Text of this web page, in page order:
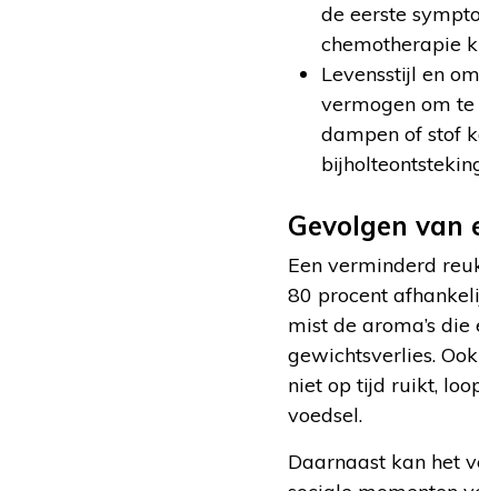
de eerste
chemotherapie
Levensstijl en
vermogen om
dampen of stof
Gevolgen van
Een verminderd
80 procent
mist de aroma’s
gewichtsverlies.
niet op tijd ruikt,
voedsel.
Daarnaast kan het